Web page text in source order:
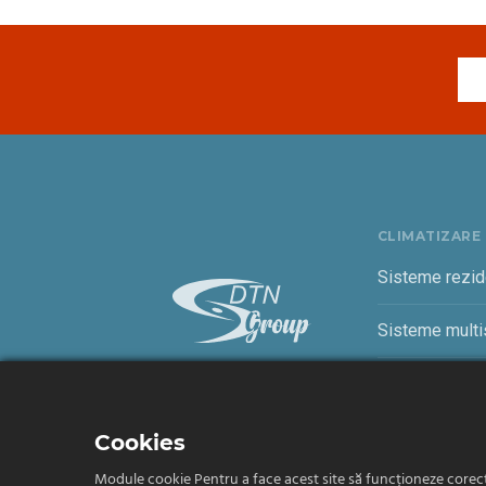
CLIMATIZARE
Sisteme
Sisteme
Cookies
Module cookie Pentru a face acest site să funcționeze